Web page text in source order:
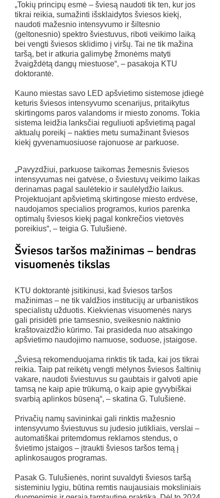
„Tokių principų esmė – šviesą naudoti tik ten, kur jos
tikrai reikia, sumažinti išsklaidytos šviesos kiekį,
naudoti mažesnio intensyvumo ir šiltesnio
(geltonesnio) spektro šviestuvus, riboti veikimo laiką
bei vengti šviesos sklidimo į viršų. Tai ne tik mažina
taršą, bet ir atkuria galimybę žmonėms matyti
žvaigždėtą dangų miestuose“, – pasakoja KTU
doktorantė.
Kauno miestas savo LED apšvietimo sistemose įdiegė
keturis šviesos intensyvumo scenarijus, pritaikytus
skirtingoms paros valandoms ir miesto zonoms. Tokia
sistema leidžia lanksčiai reguliuoti apšvietimą pagal
aktualų poreikį – nakties metu sumažinant šviesos
kiekį gyvenamuosiuose rajonuose ar parkuose.
„Pavyzdžiui, parkuose taikomas žemesnis šviesos
intensyvumas nei gatvėse, o šviestuvų veikimo laikas
derinamas pagal saulėtekio ir saulėlydžio laikus.
Projektuojant apšvietimą skirtingose miesto erdvėse,
naudojamos specialios programos, kurios parenka
optimalų šviesos kiekį pagal konkrečios vietovės
poreikius“, – teigia G. Tulušienė.
Šviesos taršos mažinimas – bendras
visuomenės tikslas
KTU doktorantė įsitikinusi, kad šviesos taršos
mažinimas – ne tik valdžios institucijų ar urbanistikos
specialistų užduotis. Kiekvienas visuomenės narys
gali prisidėti prie tamsesnio, sveikesnio naktinio
kraštovaizdžio kūrimo. Tai prasideda nuo atsakingo
apšvietimo naudojimo namuose, soduose, įstaigose.
„Šviesą rekomenduojama rinktis tik tada, kai jos tikrai
reikia. Taip pat reikėtų vengti mėlynos šviesos šaltinių
vakare, naudoti šviestuvus su gaubtais ir galvoti apie
tamsą ne kaip apie trūkumą, o kaip apie gyvybiškai
svarbią aplinkos būseną“, – skatina G. Tulušienė.
Privačių namų savininkai gali rinktis mažesnio
intensyvumo šviestuvus su judesio jutikliais, verslai –
automatiškai pritemdomus reklamos stendus, o
švietimo įstaigos – įtraukti šviesos taršos temą į
aplinkosaugos programas.
Pasak G. Tulušienės, norint suvaldyti šviesos taršą
sisteminiu lygiu, būtina remtis naujausiais moksliniais